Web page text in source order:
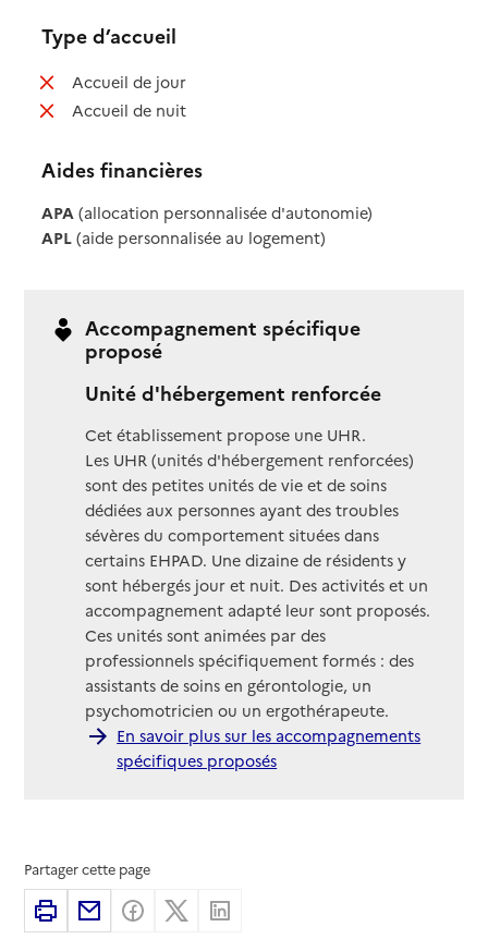
Type d’accueil
Accueil de jour: non disponible
Accueil de nuit: non disponible
Aides financières
APA (allocation personnalisée d'autonomie)
APL (aide personnalisée au logement)
Accompagnement spécifique
proposé
Unité d'hébergement renforcée
Cet établissement propose une UHR.
Les UHR (unités d'hébergement renforcées)
sont des petites unités de vie et de soins
dédiées aux personnes ayant des troubles
sévères du comportement situées dans
certains EHPAD. Une dizaine de résidents y
sont hébergés jour et nuit. Des activités et un
accompagnement adapté leur sont proposés.
Ces unités sont animées par des
professionnels spécifiquement formés : des
assistants de soins en gérontologie, un
psychomotricien ou un ergothérapeute.
En savoir plus sur les accompagnements
spécifiques proposés
Partager cette page
ImprimerPartager par email
Partager sur Facebook
Partager sur X